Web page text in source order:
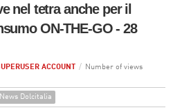
nel tetra anche per il
ON-THE-GO - 28
ACCOUNT /
Number of views
News Dolcitalia